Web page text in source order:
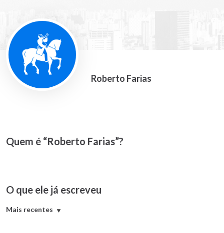
Roberto Farias
Quem é “Roberto Farias”?
O que ele já escreveu
Mais recentes